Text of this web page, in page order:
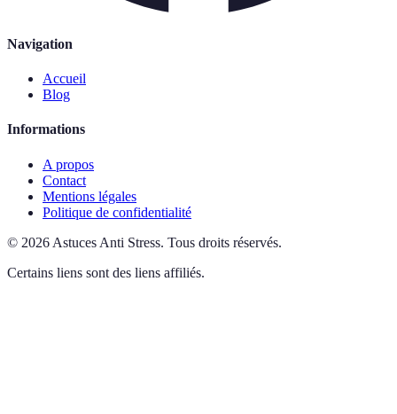
Navigation
Accueil
Blog
Informations
A propos
Contact
Mentions légales
Politique de confidentialité
© 2026 Astuces Anti Stress. Tous droits réservés.
Certains liens sont des liens affiliés.